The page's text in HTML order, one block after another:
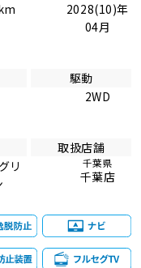
2028(10)年
04月
駆動
2WD
リ
取扱店舗
千葉県
千葉店